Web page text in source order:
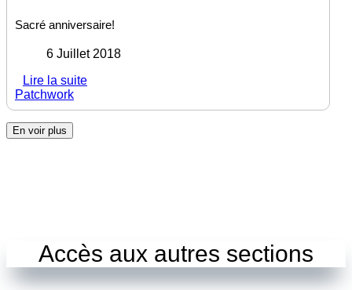
Sacré anniversaire!
6 Juillet 2018
Lire la suite
Patchwork
En voir plus
Accès aux autres sections